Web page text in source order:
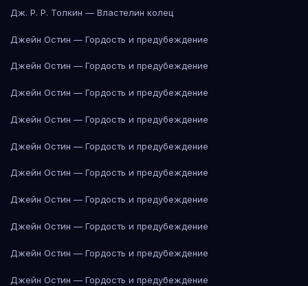
Дж. Р. Р. Толкин — Властелин колец
Джейн Остин — Гордость и предубеждение
Джейн Остин — Гордость и предубеждение
Джейн Остин — Гордость и предубеждение
Джейн Остин — Гордость и предубеждение
Джейн Остин — Гордость и предубеждение
Джейн Остин — Гордость и предубеждение
Джейн Остин — Гордость и предубеждение
Джейн Остин — Гордость и предубеждение
Джейн Остин — Гордость и предубеждение
Джейн Остин — Гордость и предубеждение